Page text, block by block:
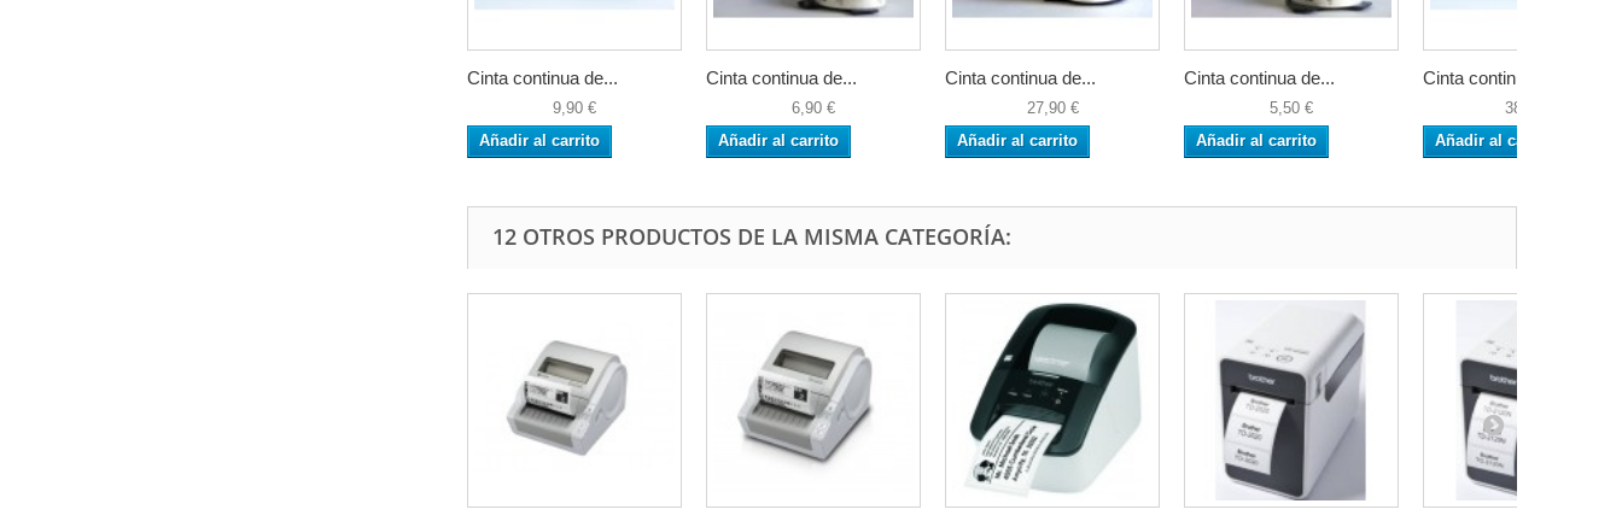
Cinta continua de...
9,90 €
Añadir al carrito
Cinta continua de...
6,90 €
Añadir al carrito
Cinta continua de...
27,90 €
Añadir al carrito
Cinta continua de...
5,50 €
Añadir al carrito
Cinta continua de...
38,90 €
Añadir al carrito
12 OTROS PRODUCTOS DE LA MISMA CATEGORÍA: